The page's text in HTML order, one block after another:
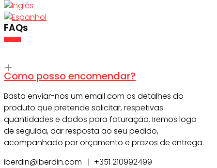
search
FAQs
Como posso encomendar?
Basta enviar-nos um email com os detalhes do
produto que pretende solicitar, respetivas
quantidades e dados para faturação. Iremos logo
de seguida, dar resposta ao seu pedido,
acompanhado por orçamento e prazos de entrega.
iberdin@iberdin.com | +351 210992499